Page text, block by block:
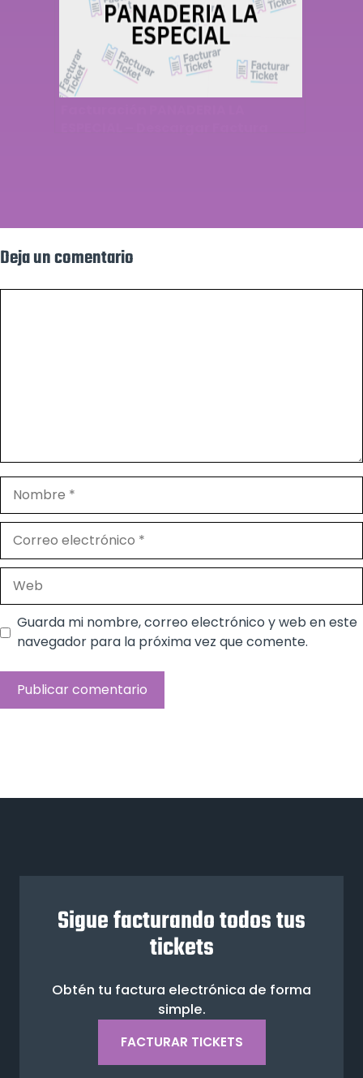
Deja un comentario
Nombre
electrónico
Guarda mi nombre, correo electrónico y web en este
navegador para la próxima vez que comente.
Sigue facturando todos tus
tickets
Obtén tu factura electrónica de forma
simple.
FACTURAR TICKETS